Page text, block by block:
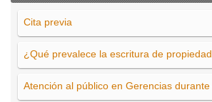
Cita previa
¿Qué prevalece la escritura de
Atención al público en Gerencias